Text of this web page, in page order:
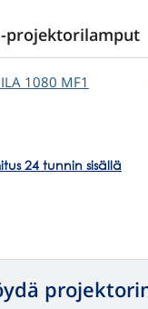
projektorilamput
1080 MF1
24 tunnin sisällä